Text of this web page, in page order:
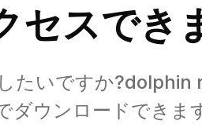
セスでき
たいですか?dolphin
ウンロードできます